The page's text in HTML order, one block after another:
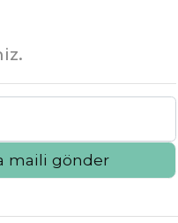
maili gönder